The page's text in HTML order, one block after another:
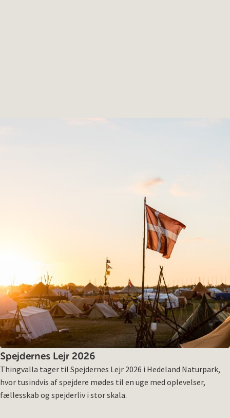
Spejdernes Lejr 2026
Thingvalla tager til Spejdernes Lejr 2026 i Hedeland Naturpark,
hvor tusindvis af spejdere mødes til en uge med oplevelser,
fællesskab og spejderliv i stor skala.